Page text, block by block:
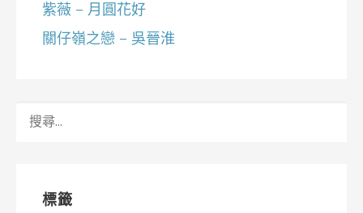
紫薇 – 月圓花好
關仔嶺之戀 – 吳晉淮
標籤